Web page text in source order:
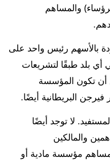
والمساهم
بالأسهم رئيس واحد على
أي بلد طبقًا لتشريعات
أن تكون المؤسسة
البريطانية أيضًا.
لا توجد أيضًا
والمالكين
مؤسسة مادية أو